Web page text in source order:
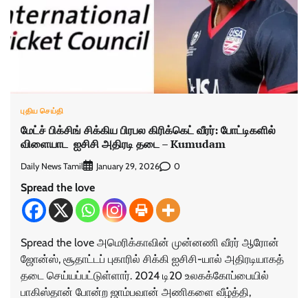
புதிய செய்தி
மேட்ச் பிக்சிங் சிக்கிய பிரபல கிரிக்கெட் வீரர்: போட்டிகளில்
விளையாட ஐசிசி அதிரடி தடை – Kumudam
Daily News Tamil January 29, 2026 0
Spread the love
Spread the love அமெரிக்காவின் முன்னணி வீரர் ஆரோன்
ஜோன்ஸ், சூதாட்டப் புகாரில் சிக்கி ஐசிசி-யால் அதிரடியாகத்
தடை செய்யப்பட்டுள்ளார். 2024 டி20 உலகக்கோப்பையில்
பாகிஸ்தான் போன்ற ஜாம்பவான் அணிகளை வீழ்த்தி,